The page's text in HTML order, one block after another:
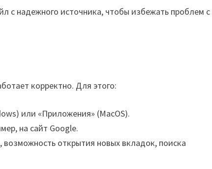
с надежного источника, чтобы избежать проблем с
корректно. Для этого:
или «Приложения» (MacOS).
на сайт Google.
возможность открытия новых вкладок, поиска